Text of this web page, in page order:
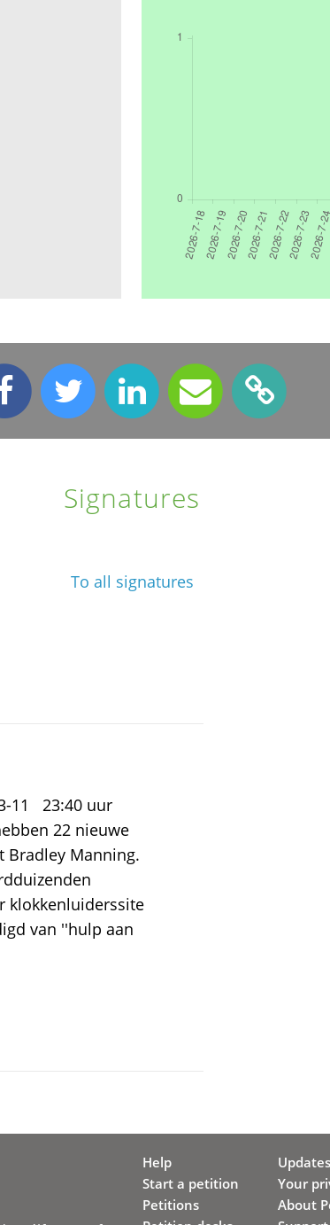
Signatures
To all signatures
11 23:40 uur
22 nieuwe
Bradley Manning.
klokkenluiderssite
van ''hulp aan
Help
Start a petition
Petitions
Updates
Your
About